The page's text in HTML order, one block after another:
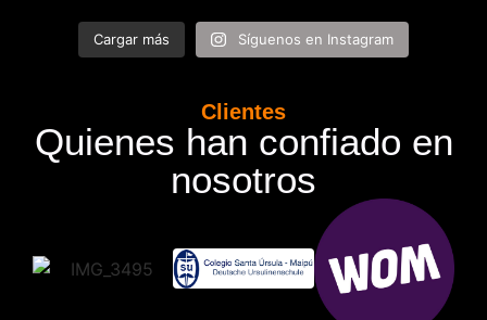
Cargar más Síguenos en Instagram
Clientes
Quienes han confiado en
nosotros